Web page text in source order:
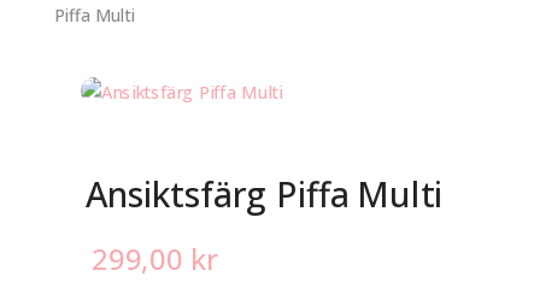
Piffa Multi
Ansiktsfärg Piffa Multi
299,00 kr